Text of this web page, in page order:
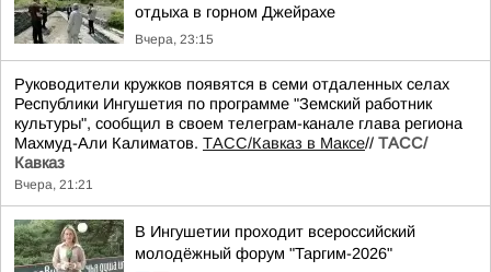
отдыха в горном Джейрахе
Вчера, 23:15
Руководители кружков появятся в семи отдаленных селах
Республики Ингушетия по программе "Земский работник
культуры", сообщил в своем телеграм-канале глава региона
Махмуд-Али Калиматов. ТАСС/Кавказ в Максе// ТАСС/
Кавказ
Вчера, 21:21
В Ингушетии проходит всероссийский
молодёжный форум "Таргим-2026"